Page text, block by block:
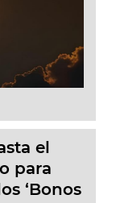
el
para
‘Bonos